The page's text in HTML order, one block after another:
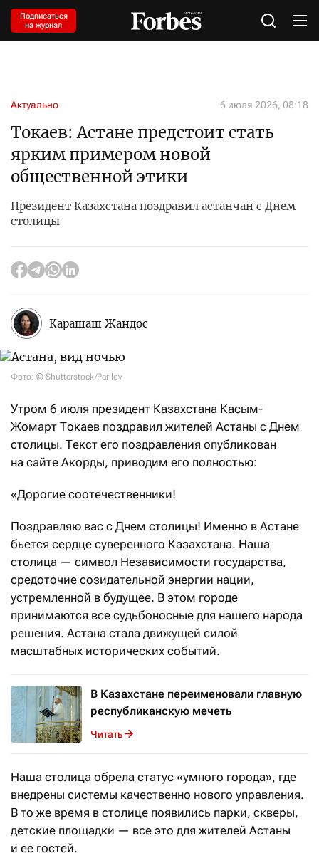
Подписаться
на журнал
Актуально 6 июля 2026, 08:18
Токаев: Астане предстоит стать
ярким примером новой
общественной этики
Президент Казахстана поздравил астанчан с Днем
столицы
Карашаш Жандос
Фото: © Shutterstock/Parilov
Утром 6 июля президент Казахстана Касым-
Жомарт Токаев поздравил жителей Астаны с Днем
столицы. Текст его поздравления опубликован
на сайте Акорды, приводим его полностью:
«Дорогие соотечественники!
Поздравляю вас с Днем столицы! Именно в Астане
бьется сердце суверенного Казахстана. Наша
столица — символ Независимости государства,
средоточие созидательной энергии нации,
устремленной в будущее. В этом городе
принимаются все судьбоносные для нашего народа
решения. Астана стала движущей силой
масштабных исторических событий.
В Казахстане переименовали главную
республиканскую мечеть
Читать
Наша столица обрела статус «умного города», где
внедрены системы качественно нового управления.
В то же время в столице появились парки, скверы,
детские площадки — все это для жителей Астаны
и ее гостей.